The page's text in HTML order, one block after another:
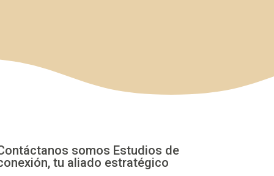
somos Estudios de
tu aliado estratégico